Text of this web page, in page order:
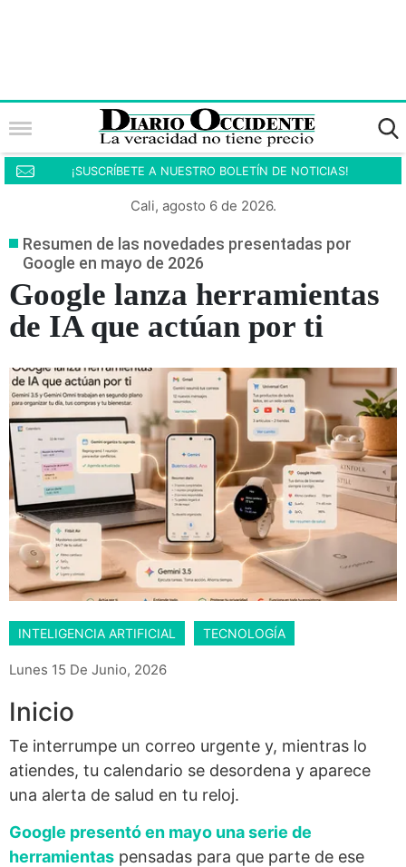
¡SUSCRÍBETE A NUESTRO BOLETÍN DE NOTICIAS!
Cali, agosto 6 de 2026.
Resumen de las novedades presentadas por
Google en mayo de 2026
Google lanza herramientas
de IA que actúan por ti
INTELIGENCIA ARTIFICIAL TECNOLOGÍA
Lunes 15 De Junio, 2026
Inicio
Te interrumpe un correo urgente y, mientras lo
atiendes, tu calendario se desordena y aparece
una alerta de salud en tu reloj.
Google presentó en mayo una serie de
herramientas pensadas para que parte de ese